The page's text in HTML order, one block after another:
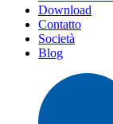
Download
Contatto
Società
Blog